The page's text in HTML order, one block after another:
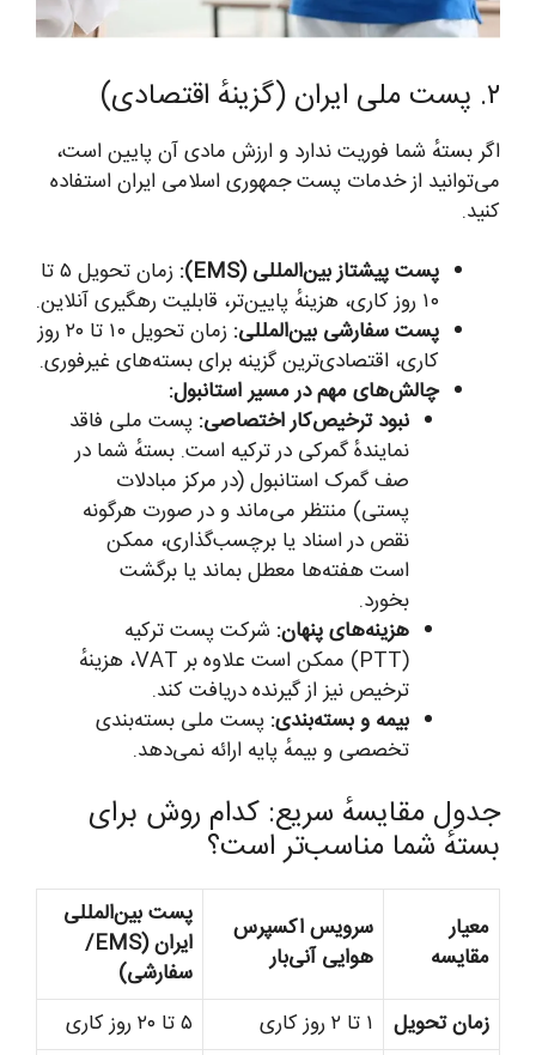
۲. پست ملی ایران (گزینهٔ اقتصادی)
اگر بستهٔ شما فوریت ندارد و ارزش مادی آن پایین است،
می‌توانید از خدمات پست جمهوری اسلامی ایران استفاده
کنید.
پست پیشتاز بین‌المللی (EMS):
زمان تحویل ۵ تا
۱۰ روز کاری، هزینهٔ پایین‌تر، قابلیت رهگیری آنلاین.
پست سفارشی بین‌المللی:
زمان تحویل ۱۰ تا ۲۰ روز
کاری، اقتصادی‌ترین گزینه برای بسته‌های غیرفوری.
چالش‌های مهم در مسیر استانبول:
نبود ترخیص‌کار اختصاصی: پست ملی فاقد
نمایندهٔ گمرکی در ترکیه است. بستهٔ شما در
صف گمرک استانبول (در مرکز مبادلات
پستی) منتظر می‌ماند و در صورت هرگونه
نقص در اسناد یا برچسب‌گذاری، ممکن
است هفته‌ها معطل بماند یا برگشت
بخورد.
هزینه‌های پنهان: شرکت پست ترکیه
(PTT) ممکن است علاوه بر VAT، هزینهٔ
ترخیص نیز از گیرنده دریافت کند.
بیمه و بسته‌بندی: پست ملی بسته‌بندی
تخصصی و بیمهٔ پایه ارائه نمی‌دهد.
جدول مقایسهٔ سریع: کدام روش برای
بستهٔ شما مناسب‌تر است؟
معیار
مقایسه
سرویس اکسپرس
هوایی آنی‌بار
پست بین‌المللی
ایران (EMS/
سفارشی)
زمان تحویل
۱ تا ۲ روز کاری ۵ تا ۲۰ روز کاری